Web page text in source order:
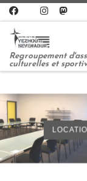
Passer au
Regroupement
culturelles et